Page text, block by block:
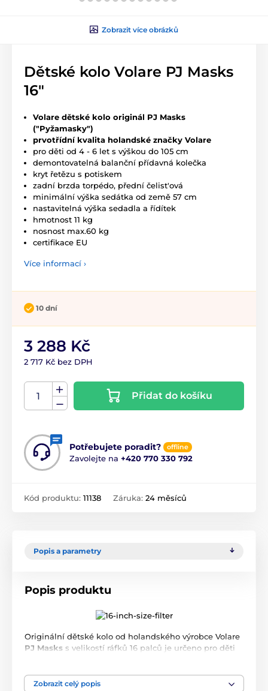
Zobrazit více obrázků
Dětské kolo Volare PJ Masks
16"
Volare dětské kolo originál PJ Masks
("Pyžamasky")
prvotřídní kvalita holandské značky Volare
pro děti od 4 - 6 let s výškou do 105 cm
demontovatelná balanční přídavná kolečka
kryt řetězu s potiskem
zadní brzda torpédo, přední čelist'ová
minimální výška sedátka od země 57 cm
nastavitelná výška sedadla a řídítek
hmotnost 11 kg
nosnost max.60 kg
certifikace EU
Více informací ›
10 dní
3 288 Kč
2 717 Kč bez DPH
Přidat do košíku
Potřebujete poradit? offline
Zavolejte na +420 770 330 792
Kód produktu: 11138 Záruka: 24 měsíců
Popis a parametry
Popis produktu
Originální dětské kolo od holandského výrobce Volare
PJ Masks s velikostí ráfků 16 palců je určeno pro děti
se tedy bude cítit hned od první jízdy bezpečně a
Zobrazit celý popis